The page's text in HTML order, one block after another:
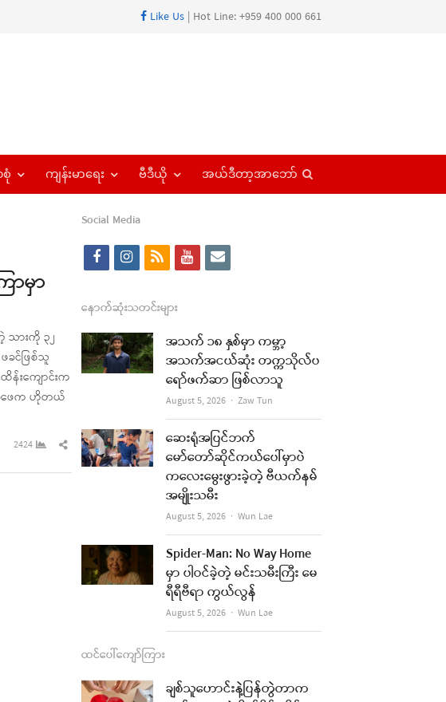
Like Us | Hot Line: +959 400 000 661
ကျန်းမာရေး ဗီဒီယို အယ်ဒီတာ့အာဘော်
ာမှာ
သားကို ၃၂
ခင်ဖြစ်သူ
းကျောင်းက
ဖေက ဟိုတယ်
2424
Share
this
post
Social Media
f
c
e
b
k
i
s
t
a
a
m
r
s
y
t
u
b
e
e
l
နောက်ဆုံးသတင်းများ
အသက် ၁၈ နှစ်မှာ ကမ္ဘာ့
အသက်အငယ်ဆုံး တက္ကသိုလ်ပ
ရော်ဖက်ဆာ ဖြစ်လာသူ
August 5, 2026 Author
Zaw Tun
ဆေးရုံအပြင်ဘက်
မော်တော်ဆိုင်ကယ်ပေါ်မှာပဲ
ကလေးမွေးဖွားခဲ့တဲ့ ဗီယက်နမ်
အမျိုးသမီး
August 5, 2026 Author
Wun Lae
Spider-Man: No Way Home
မှာ ပါဝင်ခဲ့တဲ့ မင်းသမီးကြီး မေ
ရီရီဗီရာ ကွယ်လွန်
August 5, 2026 Author
Wun Lae
ထင်ပေါ်ကျော်ကြား
ချစ်သူဟောင်းနဲ့ပြန်တွဲတာက